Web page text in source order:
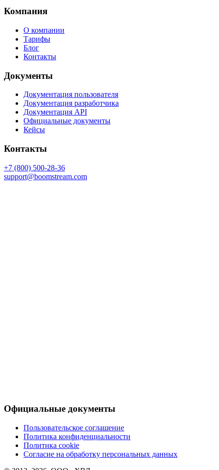
Компания
О компании
Тарифы
Блог
Контакты
Документы
Документация пользователя
Документация разработчика
Документация API
Официальные документы
Кейсы
Контакты
+7 (800) 500-28-36
support@boomstream.com
Официальные документы
Пользовательское соглашение
Политика конфиденциальности
Политика cookie
Согласие на обработку персональных данных